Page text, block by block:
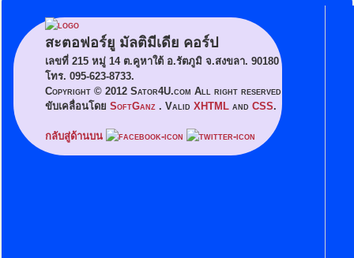
สะตอฟอร์ยู มัลติมีเดีย คอร์ป
เลขที่ 215 หมู่ 14 ต.คูหาใต้ อ.รัตภูมิ จ.สงขลา. 90180
โทร. 095-623-8733.
Copyright © 2012 Sator4U.com All right reserved
ขับเคลื่อนโดย SoftGanz . Valid XHTML and CSS.
กลับสู่ด้านบน